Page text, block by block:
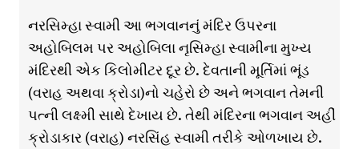
નરસિમ્હા સ્વામી આ ભગવાનનું મંદિર ઉપરના
અહોબિલમ પર અહોબિલા નૃસિમ્હા સ્વામીના મુખ્ય
મંદિરથી એક કિલોમીટર દૂર છે. દેવતાની મૂર્તિમાં ભૂંડ
(વરાહ અથવા ક્રોડા)નો ચહેરો છે અને ભગવાન તેમની
પત્ની લક્ષ્મી સાથે દેખાય છે. તેથી મંદિરના ભગવાન અહીં
ક્રોડાકાર (વરાહ) નરસિંહ સ્વામી તરીકે ઓળખાય છે.